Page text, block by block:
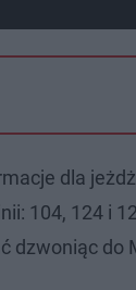
dla
104, 124 i
dzwoniąc do